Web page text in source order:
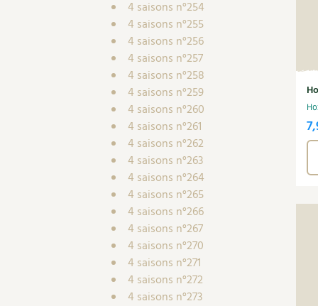
4 saisons n°254
4 saisons n°255
4 saisons n°256
4 saisons n°257
4 saisons n°258
4 saisons n°259
4 saisons n°260
4 saisons n°261
4 saisons n°262
4 saisons n°263
4 saisons n°264
4 saisons n°265
4 saisons n°266
4 saisons n°267
4 saisons n°270
4 saisons n°271
4 saisons n°272
4 saisons n°273